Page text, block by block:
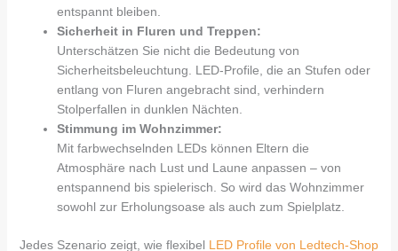
entspannt bleiben.
Sicherheit in Fluren und Treppen:
Unterschätzen Sie nicht die Bedeutung von
Sicherheitsbeleuchtung. LED-Profile, die an Stufen oder
entlang von Fluren angebracht sind, verhindern
Stolperfallen in dunklen Nächten.
Stimmung im Wohnzimmer:
Mit farbwechselnden LEDs können Eltern die
Atmosphäre nach Lust und Laune anpassen – von
entspannend bis spielerisch. So wird das Wohnzimmer
sowohl zur Erholungsoase als auch zum Spielplatz.
Jedes Szenario zeigt, wie flexibel LED Profile von Ledtech-Shop